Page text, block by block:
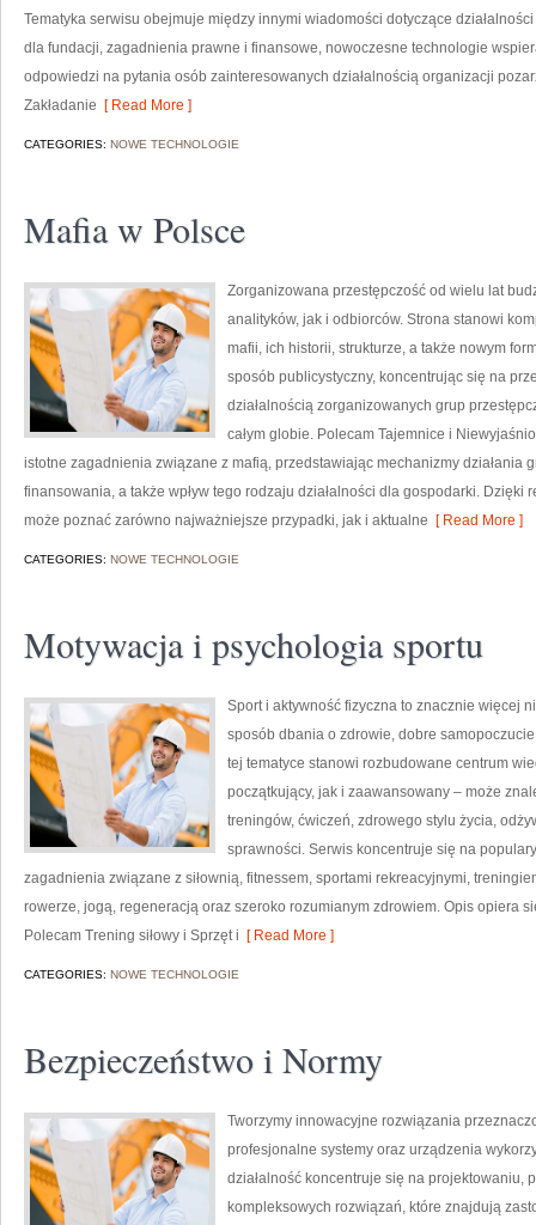
Tematyka serwisu obejmuje między innymi wiadomości dotyczące
dla fundacji, zagadnienia prawne i finansowe, nowoczesne technologie
odpowiedzi na pytania osób zainteresowanych działalnością organizacji
Zakładanie [ Read More ]
CATEGORIES: NOWE TECHNOLOGIE
Mafia w Polsce
Zorganizowana przestępczość od wielu lat
analityków, jak i odbiorców. Strona stanowi
mafii, ich historii, strukturze, a także nowym
sposób publicystyczny, koncentrując się na
działalnością zorganizowanych grup
całym globie. Polecam Tajemnice i
istotne zagadnienia związane z mafią, przedstawiając mechanizmy działania
finansowania, a także wpływ tego rodzaju działalności dla gospodarki. Dzięki
może poznać zarówno najważniejsze przypadki, jak i aktualne [ Read More ]
CATEGORIES: NOWE TECHNOLOGIE
Motywacja i psychologia sportu
Sport i aktywność fizyczna to znacznie więcej
sposób dbania o zdrowie, dobre
tej tematyce stanowi rozbudowane centrum
początkujący, jak i zaawansowany – może
treningów, ćwiczeń, zdrowego stylu życia,
sprawności. Serwis koncentruje się na
zagadnienia związane z siłownią, fitnessem, sportami rekreacyjnymi,
rowerze, jogą, regeneracją oraz szeroko rozumianym zdrowiem. Opis opiera
Polecam Trening siłowy i Sprzęt i [ Read More ]
CATEGORIES: NOWE TECHNOLOGIE
Bezpieczeństwo i Normy
Tworzymy innowacyjne rozwiązania
profesjonalne systemy oraz urządzenia
działalność koncentruje się na projektowaniu,
kompleksowych rozwiązań, które znajdują